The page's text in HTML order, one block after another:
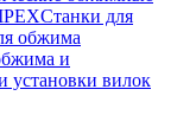
Станки для
обжима
и
установки вилок